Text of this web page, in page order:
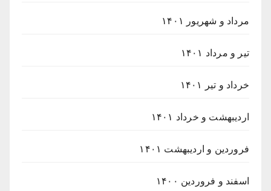
مرداد و شهریور ۱۴۰۱
تیر و مرداد ۱۴۰۱
خرداد و تیر ۱۴۰۱
اردیبهشت و خرداد ۱۴۰۱
فروردین و اردیبهشت ۱۴۰۱
اسفند و فروردین ۱۴۰۰